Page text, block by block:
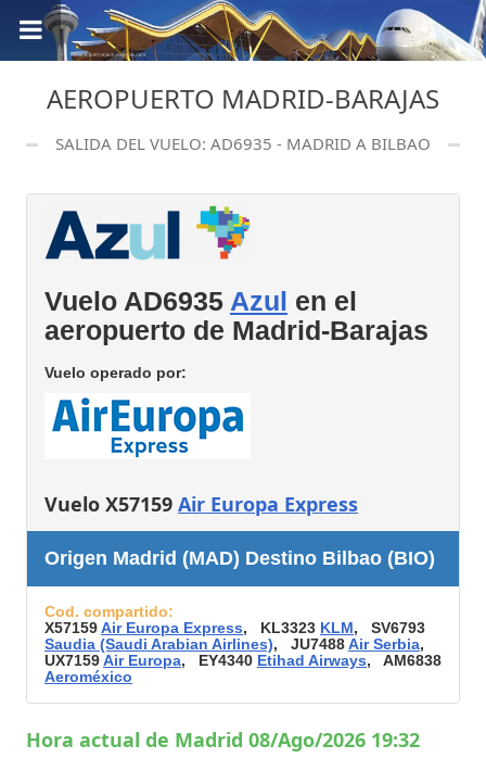
AEROPUERTO MADRID-BARAJAS
SALIDA DEL VUELO: AD6935 - MADRID A BILBAO
Vuelo AD6935 Azul en el
aeropuerto de Madrid-Barajas
Vuelo operado por:
Vuelo X57159 Air Europa Express
Origen Madrid (MAD) Destino Bilbao (BIO)
Cod. compartido:
X57159Air Europa Express, KL3323 KLM, SV6793
Saudia (Saudi Arabian Airlines), JU7488Air Serbia,
UX7159Air Europa, EY4340 Etihad Airways, AM6838
Aeroméxico
Hora actual de Madrid 08/Ago/2026 19:32